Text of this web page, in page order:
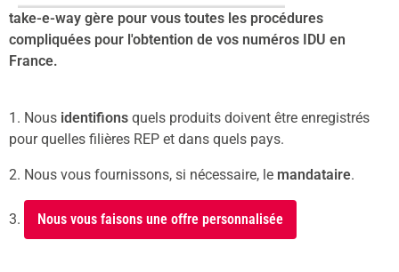
take-e-way gère pour vous toutes les procédures
compliquées pour l'obtention de vos numéros IDU en
France.
1. Nous identifions quels produits doivent être enregistrés
pour quelles filières REP et dans quels pays.
2. Nous vous fournissons, si nécessaire, le mandataire.
3. Nous vous faisons une offre personnalisée